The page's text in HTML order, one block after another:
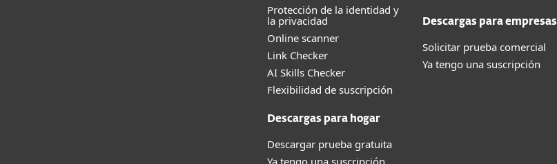
Protección de la identidad y
la privacidad
Online scanner
Link Checker
AI Skills Checker
Flexibilidad de suscripción
Descargas para hogar
Descargar prueba gratuita
Ya tengo una suscripción
Descargas para empresas
Solicitar prueba comercial
Ya tengo una suscripción